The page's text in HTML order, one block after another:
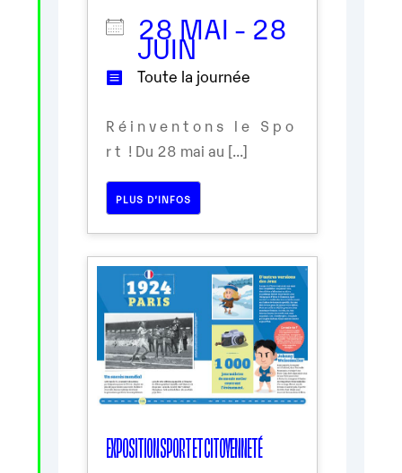
28 MAI - 28
JUIN
Toute la journée
R é i n v e n t o n s l e S p o
r t ! Du 28 mai au [...]
PLUS D’INFOS
EXPOSITION SPORT ET CITOYENNETÉ